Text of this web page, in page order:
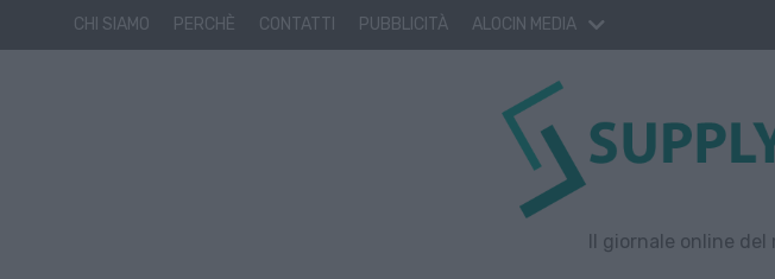
CHI SIAMO PERCHÈ CONTATTI PUBBLICITÀ ALOCIN MEDIA
Il giornale online del